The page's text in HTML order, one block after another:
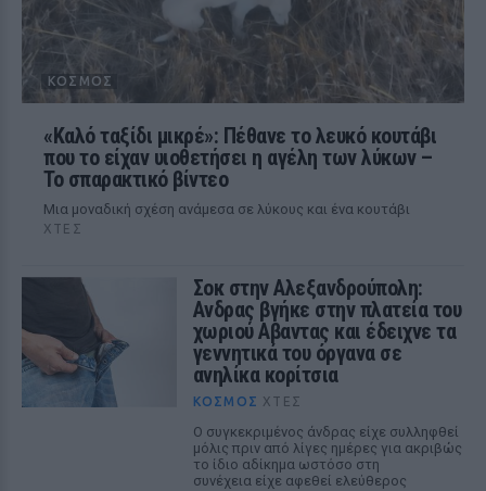
ΚΌΣΜΟΣ
«Καλό ταξίδι μικρέ»: Πέθανε το λευκό κουτάβι
που το είχαν υιοθετήσει η αγέλη των λύκων –
Το σπαρακτικό βίντεο
Μια μοναδική σχέση ανάμεσα σε λύκους και ένα κουτάβι
ΧΤΕΣ
Σοκ στην Αλεξανδρούπολη:
Ανδρας βγήκε στην πλατεία του
χωριού Αβαντας και έδειχνε τα
γεννητικά του όργανα σε
ανηλίκα κορίτσια
ΚΌΣΜΟΣ ΧΤΕΣ
Ο συγκεκριμένος άνδρας είχε συλληφθεί
μόλις πριν από λίγες ημέρες για ακριβώς
το ίδιο αδίκημα ωστόσο στη
συνέχεια είχε αφεθεί ελεύθερος